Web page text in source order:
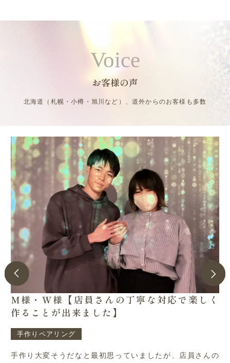
Voice
お客様の声
北海道（札幌・小樽・旭川など）、道外からのお客様も多数
M様・W様【店員さんの丁寧な対応で楽しく
作ることが出来ました】
手作りペアリング
手作り大変そうだなと最初思っていましたが、店員さんの